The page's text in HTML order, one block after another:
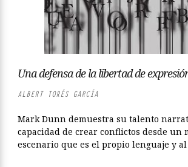
Una defensa de la libertad de
ALBERT TORÉS GARCÍA
Mark Dunn demuestra su talento
capacidad de crear conflictos desde un
escenario que es el propio lenguaje y al